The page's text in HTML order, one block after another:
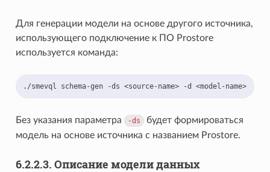
Для генерации модели на основе другого источника,
использующего подключение к ПО Prostore
используется команда:
./smevql schema-gen -ds <source-name> -d <model-name>
Без указания параметра -ds будет формироваться
модель на основе источника с названием Prostore.
6.2.2.3. Описание модели данных